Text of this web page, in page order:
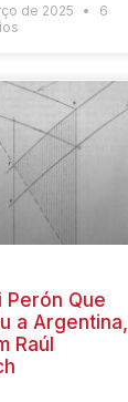
de 2025
6
Perón Que
a Argentina,
Raúl